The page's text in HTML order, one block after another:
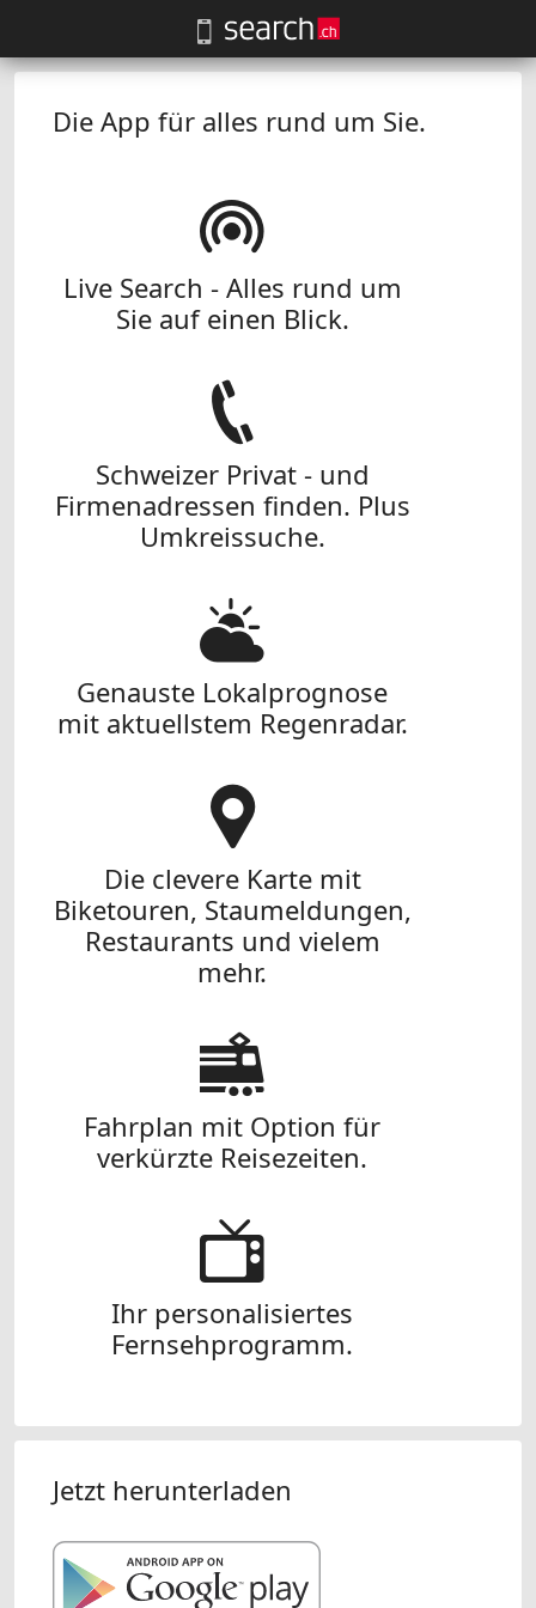
Die App für alles rund um Sie.
Live Search - Alles rund um
Sie auf einen Blick.
Schweizer Privat - und
Firmenadressen finden. Plus
Umkreissuche.
Genauste Lokalprognose
mit aktuellstem Regenradar.
Die clevere Karte mit
Biketouren, Staumeldungen,
Restaurants und vielem
mehr.
Fahrplan mit Option für
verkürzte Reisezeiten.
Ihr personalisiertes
Fernsehprogramm.
Jetzt herunterladen